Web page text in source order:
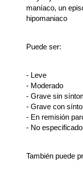
maníaco, un
hipomaniaco
Puede ser:
- Leve
- Moderado
- Grave sin
- Grave con
- En remisión
- No especificado
También puede